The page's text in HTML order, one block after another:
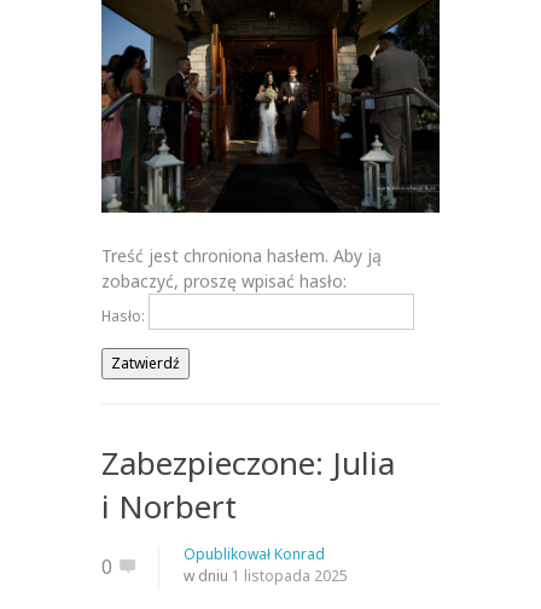
Treść jest chroniona hasłem. Aby ją
zobaczyć, proszę wpisać hasło:
Hasło:
Zabezpieczone: Julia
i Norbert
0 OpublikowałKonrad
w dniu 1 listopada 2025